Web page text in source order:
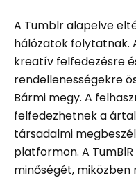
A Tumblr alapelve
hálózatok folytatnak.
kreatív felfedezésre
rendellenességekre
Bármi megy. A
felfedezhetnek a
társadalmi
platformon. A
minőségét, miközben